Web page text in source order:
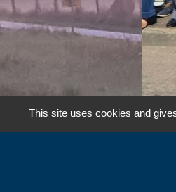
This site uses cookies and